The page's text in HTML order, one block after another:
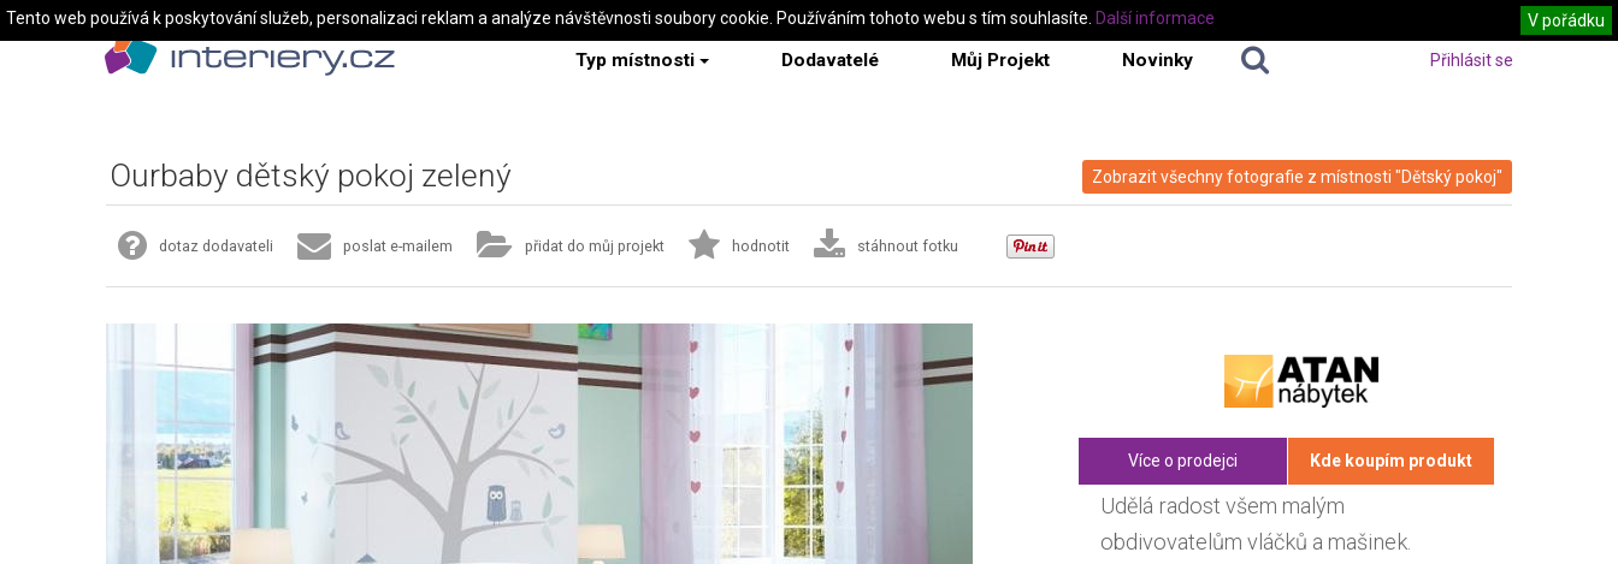
Typ místnosti Dodavatelé Můj Projekt Novinky Přihlásit se
Zobrazit všechny fotografie z místnosti "Dětský pokoj"
Ourbaby dětský pokoj zelený
dotaz dodavateli poslat e-mailem přidat do můj projekt hodnotit stáhnout fotku
Více o prodejci Kde koupím produkt
Udělá radost všem malým
obdivovatelům vláčků a mašinek.
Tento web používá k poskytování služeb, personalizaci reklam a analýze návštěvnosti soubory cookie. Používáním tohoto webu s tím souhlasíte. V pořádku
Další informace